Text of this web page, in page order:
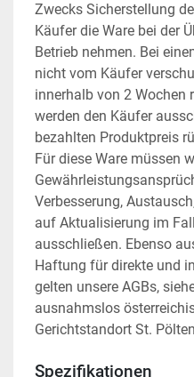
Zwecks Sicherstellung
Käufer die Ware bei der
Betrieb nehmen. Bei
nicht vom Käufer
innerhalb von 2 Wochen
werden den Käufer
bezahlten Produktpreis
Für diese Ware müssen
Verbesserung,
auf Aktualisierung im
ausschließen. Ebenso
Haftung für direkte und
gelten unsere AGBs,
ausnahmslos
Gerichtstandort St.
Spezifikationen